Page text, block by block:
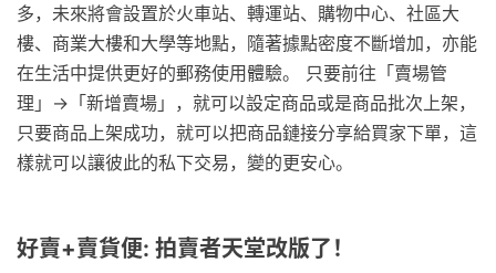
多，未來將會設置於火車站、轉運站、購物中心、社區大
樓、商業大樓和大學等地點，隨著據點密度不斷增加，亦能
在生活中提供更好的郵務使用體驗。 只要前往「賣場管
理」→「新增賣場」，就可以設定商品或是商品批次上架，
只要商品上架成功，就可以把商品鏈接分享給買家下單，這
樣就可以讓彼此的私下交易，變的更安心。
好賣+賣貨便: 拍賣者天堂改版了！